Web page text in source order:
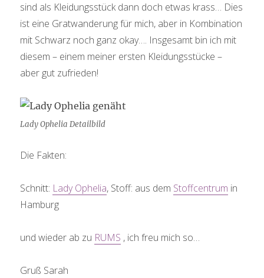
sind als Kleidungsstück dann doch etwas krass… Dies
ist eine Gratwanderung für mich, aber in Kombination
mit Schwarz noch ganz okay…. Insgesamt bin ich mit
diesem – einem meiner ersten Kleidungsstücke –
aber gut zufrieden!
Lady Ophelia Detailbild
Die Fakten:
Schnitt: Lady Ophelia, Stoff: aus dem Stoffcentrum in
Hamburg
und wieder ab zu RUMS , ich freu mich so…
Gruß Sarah